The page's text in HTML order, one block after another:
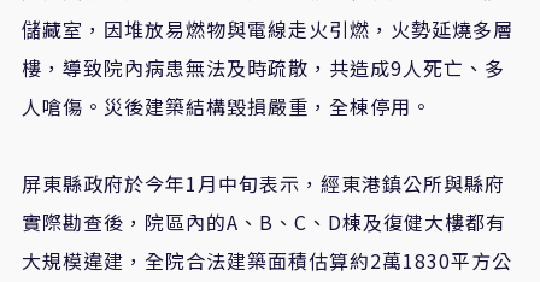
儲藏室，因堆放易燃物與電線走火引燃，火勢延燒多層
樓，導致院內病患無法及時疏散，共造成9人死亡、多
人嗆傷。災後建築結構毀損嚴重，全棟停用。
屏東縣政府於今年1月中旬表示，經東港鎮公所與縣府
實際勘查後，院區內的A、B、C、D棟及復健大樓都有
大規模違建，全院合法建築面積估算約2萬1830平方公